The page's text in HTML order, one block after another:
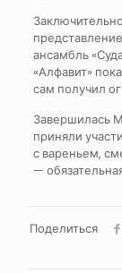
представление
ансамбль
«Алфавит»
сам получил
Завершилась
приняли
с вареньем,
—
Поделиться